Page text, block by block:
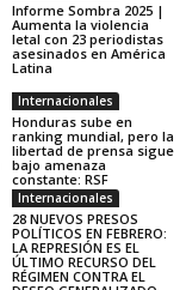
Informe Sombra 2025 |
Aumenta la violencia
letal con 23 periodistas
asesinados en América
Latina
Internacionales
Honduras sube en
ranking mundial, pero la
libertad de prensa sigue
bajo amenaza
constante: RSF
Internacionales
28 NUEVOS PRESOS
POLÍTICOS EN FEBRERO:
LA REPRESIÓN ES EL
ÚLTIMO RECURSO DEL
RÉGIMEN CONTRA EL